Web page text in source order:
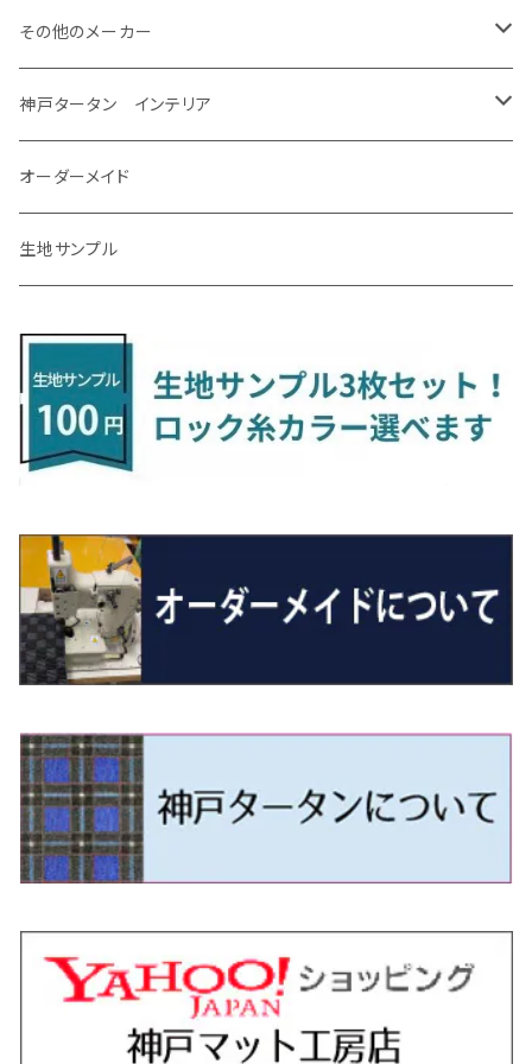
H31/4～R7/12 50系
H24/6～H29/12 10系
アクア
H23/12～R3/7 NHP10
R3/7～ MXPK系
アベンシス
H23/9～H30/4 270系
アリオン
H23/10～R3/3 260系
アルファード/ヴェルファイアＨＶ
H27/1～R5/6 30系
R5/6～ 40系
H24/4～29/10 20系
ヴィッツ
H22/12～R2/3 130系
ヴォクシー
H26/1～R4/1 80系
R4/1～ 90系
エスクァイア
H26/10～R3/12 80系
エスティマ
H18/1～H24/5（前期）
H24/5～R1/10（後期）
エスティマ・ハイブリッド
H18/6～H24/5（前期）
H24/5～R1/10（後期）
オーリス
H24/8～H30/3 180系
カムリ
H24/5～ 160系
カローラ・クロス
カローラ・スポーツ
R6/5～ 6人乗 TAWH15W
H18/9～H29/10
ＬＳ６００ｈ
H19/5～H29/10
ＬＳ５００/ＬＳ５００ｈ
H29/10～
ＬＸ
H27/9～R3/10 URJ201W
ＮＸ
R3/11～ 20系
H26/10～
ＲＸ
H27/10～R4/7 20系5人乗
H29/12～R4/7 20系7人乗
R4/11～ 10系
ＵＸ
H30/11～
R4/7～ T33
H22/8～R8/7 E52
R8/7～ E53
オーラ
R3/8～ E13
ＮＶ３５０キャラバン
H24/6～ E26 3人乗
H24/6～ E26 5・6人乗
キューブ
H14/10～R2/3 Z11・Z12
キックス
R2/6~R8/6 15系(e-POWER)
R8/6～ 16系
H11/6～H16/10 Y34
サクラ
R4/5～ B6AW
シーマ
H13/1～R4/8 F50・Y51
シルビア
H3/1～H11/1 S13・S14
H11/1～H14/11 S15
シルフィ
H24/12～R3/10 TB17
ジューク
H22/6～R2/6 F15
スカイライン
H13/6～H18/11 V35
H26/2～ V37
スカイライン・クロスオーバー
H11/6～H16/10 Y34
H1/6～H11/6 Y30
セレナ
H22/11～H28/9 C26
R4/9～ GU系
サンバーバン/ディアス
H11/2～H24/2 TV系
H24/4～R4/1 S3系
サンバートラック
H24/2～H26/9 S200系
H26/9～ S500系
シフォン
H28/12～R1/7 LA600/610
ジャスティ
H23/5～ LA100系
ソルテラ
R4/5~ XEAM10X・YEAM15X
ディアスワゴン
H21/9～R2/4 S300系
トレジア
H22/11～H28/3 120系
フォレスター
H14/2～ SG/SH/SJ/SK系
プレオ
H22/4～H30/3 L275/285
プレオプラス
H24/12～H29/5 LA300/310
レヴォーグ
H15/6～R2/8 BN/BM/BL系
レガシィアウトバック
H15/10～ BP/BR/BS/BT系
レガシィツーリングワゴン
R1/9～ DJ系
ＭＡＺＤＡ３
R1/5～ BP系
ＭＡＺＤＡ６
R1/8～ GJ系
ＭＸ－３０
R2/10～ DREJ3P
アクセラ/アクセラ・スポーツ
H24/11～R1/8 GJ系
キャロル
H27/1～ HB36/37/97S
キャロルエコ
H24/11～H27/1 HB35S
スクラム
H17/9～ DG64/DG17
スクラムトラック
H25/9～ DG16T
デミオ
H19/7～R1/7 DE/DJ系
ビアンテ
H20/7～30/3 CC系
ファミリア バン
H30/6～ 160系
H24/10～ MJ系
フレアクロスオーバー
H26/1～ MS系
R2/9～ S403/413V
グランマックストラック
R2/9～ S403/413P
コペン
H14/6～ L880/LA400K
タフト
R2/6～ LA900/910S
タント
R1/7～ LA650/660
H28/11～ M900系
ハイゼット・キャディー
H28/6～R3/9 LA700V
ハイゼット・カーゴ
H16/12～ S300/S700系
ハイゼット・トラック
H11/1～ S200/S500系
ブーン
H28/4～R5/12 M700系
ミラ
H18/12～ L275/285
ミラ・イース
H23/9～ LA300系
ミラ・ココア
H30/6～ LA550/560S
ムーヴ
H26/12～R5/7 LA150/160S
ムーヴキャンバス
R3/12～ HA37/97S
H20/11～ HE22/33S
アルトラパンLC
R4/6～ HE33S
イグニス
H28/2～ FF21S
エスクード
H17/5～H27/10 TA/TD系
エブリィ
H13/9～ DA系
クロスビー(XBEE)
H29/12～R7/10 MN71S
ジムニー
H3/6～ JA/JB系
ジムニーノマド
R7/4～ JC74W
ジムニーワイド/ジムニーシエラ
H10/1～H14/1 JB33/43W
H14/1～ JB43/74W
スイフト/スイフトスポーツ
H22/9～ スイフト
H23/12～
スペーシア/スペーシアカスタム/スペーシアギア
H25/3～R5/11
R5/11～ MK54S・MK94S
スペーシアベース
H23/1～H27/8 MA15S
H27/8～R2/12 MA26/36/46S
ハスラー
H26/1～ MR系
H26/2～ B11A/B30系
ｅｋワゴン
H25/6～ B11W/B30系
ｅｋカスタム/ｅｋクロス
H25/6～H31/3 ｅｋカスタム
H31/3～ ｅｋクロス
ekクロスEV
R4/6～ B5AW
アイミーブ
H24/10～R2/12 GF系
アウトランダーＰＨＥＶ
H25/1～ GG/GN系 5人乗
エクリプスクロス/エクリプスクロスPHEV
H30/3～ GK/GL系
タウンボックス
H26/2～ DS17/64W
ディグニティ
H24/7～H29/1 BHGY51
デリカＤ：２
H23/3～ MB系
デリカＤ：３
H23/10～H31/4 BM20 7人乗
デリカＤ：５
R5/5～ B30系/BA系
パジェロ
H18/10～R1/8 7人乗ロング V90系
H30/8～R4/12 RW1/2・RT5/6 5人乗り
H22/2～29/1 ZF1・ZF2
NBOX/NBOXカスタム
H23/12～H29/9 JF1/2
H29/9～R5/10 JF3/4
NBOXプラス/NBOXプラスカスタム
H24/7～H29/8 JF1/2
NBOXスラッシュ
H26/12～R2/2 JF1/2
NBOXジョイ
H24/11～R2/3 JG1・JG2
R2/11～ JG3・JG4
N-ONE e:
R7/9~ JG5
N-VAN
H30/7～ JJ1・JJ2
N-VAN e:
R6/10~ JJ3
N‐WGN/N‐WGNカスタム
H25/11～ JH1・JH2・JH3・JH4
S660
H27/4～R3/12 JW5
WR-V
R6/3～ DG5
ZR-V
H11/6～H30/7 バン HH5・HH6
H21/12～R3/4 トラック
アコード・アコードハイブリッド
H25/6～R2/2 CR系
H24/10～R3/3 AA系
アルテオン
H29/10～ ３HD系
ゴルフ
H25/4～R3/4 AU系
R3/6～ CDD系
H16/4～28/1 １T系 トゥラン
シャラン
H23/2～ 7N系
Tクロス
R2/7～ A1D系
ティグアン
H20/9～H29/1 5NC系
トゥアレグ
H15/9～H30/4 7L/7P系
パサート
H23/5～H27/7 3CCAX
H27/7～ 3CC/3CD系
ザ・ビートル
H24/4～R3/4 16C系
ポロ
H21/10～H30/3 6RC系
H30/3～ AW系
Ａクラス
H24/11～30/10
H30/10～
Ｂクラス
H24/4～R1/6
Ｃクラス
H26/7～R4/2
ＣＬＡクラス
H27/6～R1/8
ＣＬＳクラス
H30/6～
Ｅクラス
H28/7～
ＧＬＡクラス
H26/5～R2/6
ＧＬＥクラス
R1/6～
Ｓクラス
H25/10～R3/10
Ｖクラス
H27/4～
その他のメーカー
MINI
MINIクロスオーバー
神戸タータン インテリア
ラグマット
ラグマットセカンド（L）
ラグマットミニ（S）
オーダーメイド
生地サンプル